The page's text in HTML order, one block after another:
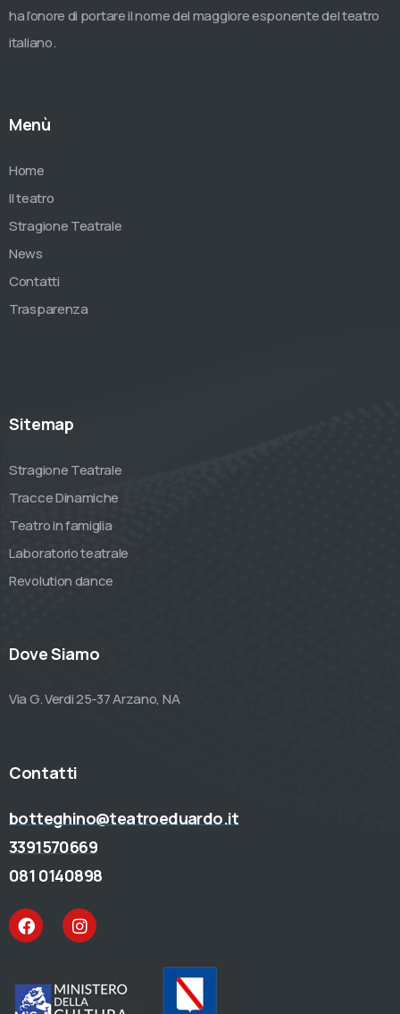
ha l’onore di portare il nome del maggiore esponente del teatro
italiano.
Menù
Home
Il teatro
Stragione Teatrale
News
Contatti
Trasparenza
Sitemap
Stragione Teatrale
Tracce Dinamiche
Teatro in famiglia
Laboratorio teatrale
Revolution dance
Dove Siamo
Via G. Verdi 25-37 Arzano, NA
Contatti
botteghino@teatroeduardo.it
3391570669
081 0140898